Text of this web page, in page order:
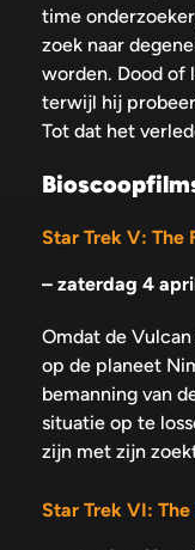
time
zoek naar
worden. Dood of
terwijl hij
Tot dat het
Star Trek V: The
– zaterdag 4
Omdat de
op de planeet
bemanning van
situatie op te
zijn met zijn
Star Trek VI: